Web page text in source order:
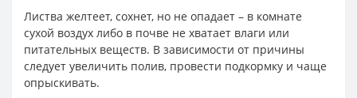
Листва желтеет, сохнет, но не опадает – в комнате
сухой воздух либо в почве не хватает влаги или
питательных веществ. В зависимости от причины
следует увеличить полив, провести подкормку и чаще
опрыскивать.